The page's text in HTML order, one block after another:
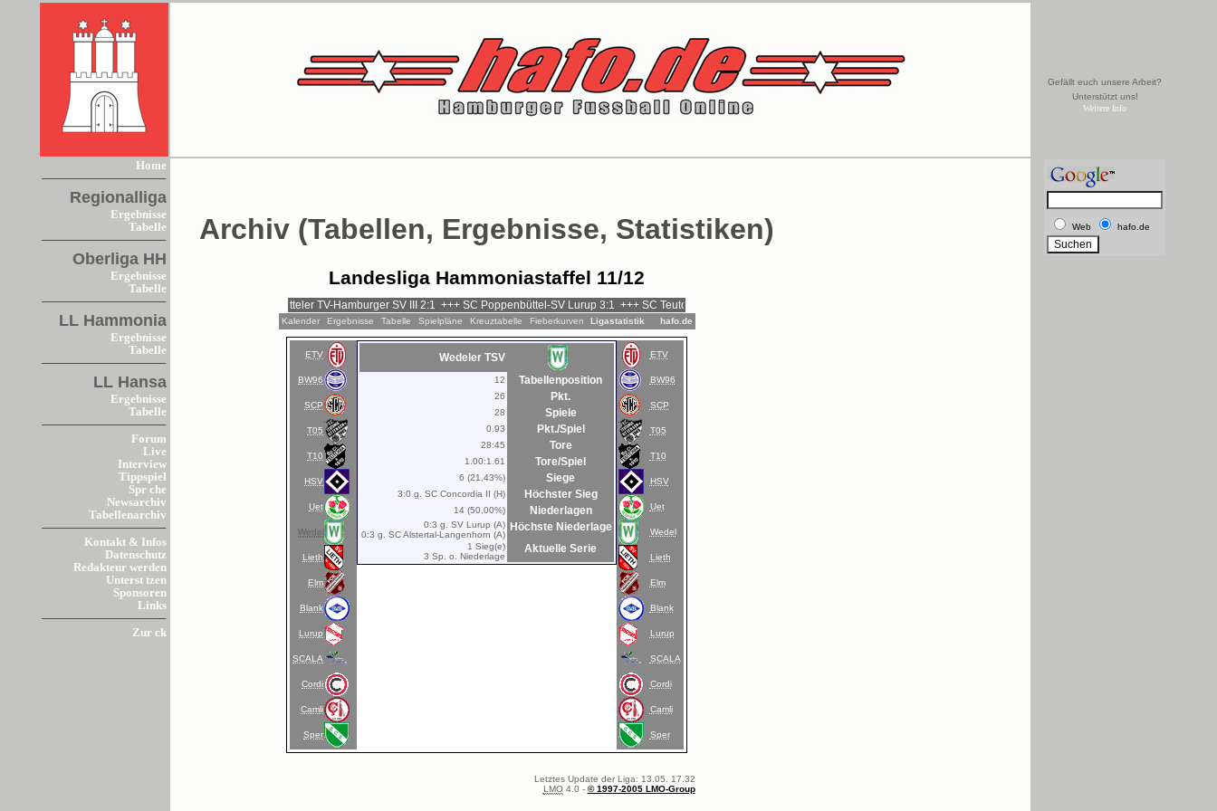
Gefällt euch unsere Arbeit?
Unterstützt uns!
Weitere Info
Home
Regionalliga
Ergebnisse
Tabelle
Oberliga HH
Ergebnisse
Tabelle
LL Hammonia
Ergebnisse
Tabelle
LL Hansa
Ergebnisse
Tabelle
Forum
Live
Interview
Tippspiel
Spr che
Newsarchiv
Tabellenarchiv
Kontakt & Infos
Datenschutz
Redakteur werden
Unterst tzen
Sponsoren
Links
Zur ck
Archiv (Tabellen, Ergebnisse, Statistiken)
Landesliga Hammoniastaffel 11/12
Kalender Ergebnisse Tabelle Spielpläne Kreuztabelle Fieberkurven Ligastatistik hafo.de
ETV
BW96
SCP
T05
T10
HSV
Uet
Wedel
Lieth
Elm
Blank
Lurup
SCALA
Cordi
Camli
Sper
Wedeler TSV
12 Tabellenposition
26 Pkt.
28 Spiele
0.93 Pkt./Spiel
28:45 Tore
1.00:1.61 Tore/Spiel
6 (21,43%) Siege
3:0 g. SC Concordia II (H) Höchster Sieg
14 (50,00%) Niederlagen
0:3 g. SV Lurup (A)
0:3 g. SC Alstertal-Langenhorn (A)
Höchste Niederlage
1 Sieg(e)
3 Sp. o. Niederlage
Aktuelle Serie
ETV
BW96
SCP
T05
T10
HSV
Uet
Wedel
Lieth
Elm
Blank
Lurup
SCALA
Cordi
Camli
Sper
Letztes Update der Liga: 13.05. 17.32
LMO4.0 - © 1997-2005 LMO-Group
Web hafo.de